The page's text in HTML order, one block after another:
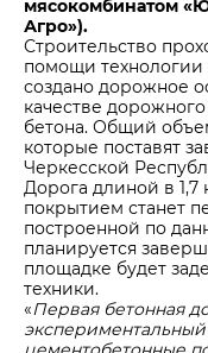
мясокомбинатом
Агро»).
Строительство
помощи
создано дорожное
качестве
бетона. Общий
которые поставят
Черкесской
Дорога длиной в
покрытием станет
построенной по
планируется
площадке будет
техники.
«Первая бетонная